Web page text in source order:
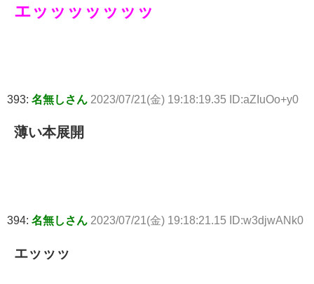
エッッッッッッッ
393: 名無しさん 2023/07/21(金) 19:18:19.35 ID:aZIuOo+y0
薄い本展開
394: 名無しさん 2023/07/21(金) 19:18:21.15 ID:w3djwANk0
エッッッ